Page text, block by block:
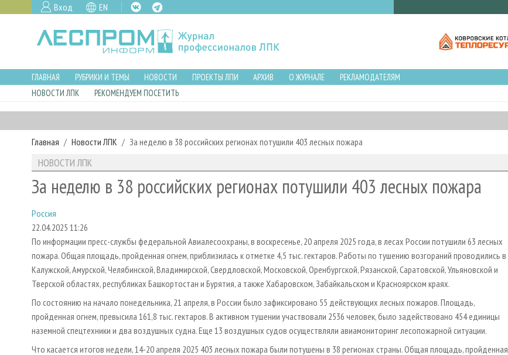
Вход EN
ГЛАВНАЯ РУБРИКИ И ТЕМЫ НОВОСТИ ПРОЕКТЫ ЛПИ АРХИВ О ЖУРНАЛЕ
РЕКЛАМОДАТЕЛЯМ
НОВОСТИ ЛПК
РЕКОМЕНДУЕМ ПОСЕТИТЬ
Главная Новости ЛПК За неделю в 38 российских регионах потушили 403 лесных пожара
НОВОСТИ ЛПК
За неделю в 38 российских регионах потушили 403 лесных пожара
Россия
22.04.2025 11:26
По информации пресс-службы федеральной Авиалесоохраны, в воскресенье, 20 апреля 2025 года, в лесах России потушили 63 лесных
пожара. Общая площадь, пройденная огнем, приблизилась к отметке 4,5 тыс. гектаров. Работы по тушению возгораний проводились в
Калужской, Амурской, Челябинской, Владимирской, Свердловской, Московской, Оренбургской, Рязанской, Саратовской, Ульяновской и
Тверской областях, республиках Башкортостан и Бурятия, а также Хабаровском, Забайкальском и Красноярском краях.
По состоянию на начало понедельника, 21 апреля, в России было зафиксировано 55 действующих лесных пожаров. Площадь,
пройденная огнем, превысила 161,8 тыс. гектаров. В активном тушении участвовали 2536 человек, было задействовано 454 единицы
наземной спецтехники и два воздушных судна. Еще 13 воздушных судов осуществляли авиамониторинг лесопожарной ситуации.
Что касается итогов недели, 14-20 апреля 2025 403 лесных пожара были потушены в 38 регионах страны. Общая площадь, пройденная